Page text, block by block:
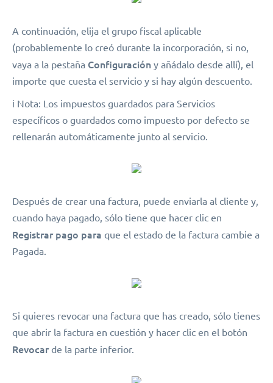
A continuación, elija el grupo fiscal aplicable
(probablemente lo creó durante la incorporación, si no,
vaya a la pestaña Configuración y añádalo desde allí), el
importe que cuesta el servicio y si hay algún descuento.
️ℹ️ Nota: Los impuestos guardados para Servicios
específicos o guardados como impuesto por defecto se
rellenarán automáticamente junto al servicio.
Después de crear una factura, puede enviarla al cliente y,
cuando haya pagado, sólo tiene que hacer clic en
Registrar pago para que el estado de la factura cambie a
Pagada.
Si quieres revocar una factura que has creado, sólo tienes
que abrir la factura en cuestión y hacer clic en el botón
Revocarde la parte inferior.